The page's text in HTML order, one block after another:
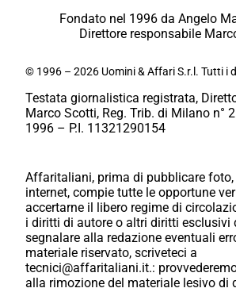
Fondato nel 1996 da Angelo
Direttore responsabile
© 1996 – 2026 Uomini & Affari S.r.l. Tutti i
Testata giornalistica registrata,
Marco Scotti, Reg. Trib. di Milano n°
1996 – P.I. 11321290154
Affaritaliani, prima di pubblicare foto,
internet, compie tutte le opportune
accertarne il libero regime di
i diritti di autore o altri diritti esclusivi
segnalare alla redazione eventuali
materiale riservato, scriveteci a
tecnici@affaritaliani.it.:
alla rimozione del materiale lesivo di